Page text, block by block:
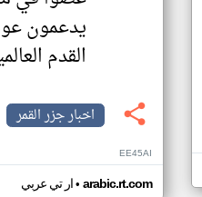
يدعمون
القدم
اخبار جزر القمر
EE45AI
ار تي عربي• arabic.rt.com